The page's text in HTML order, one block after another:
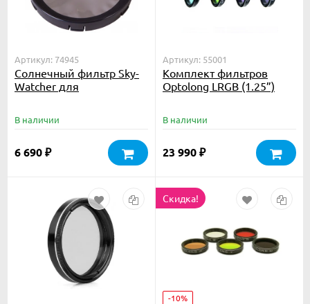
Артикул: 74945
Солнечный фильтр Sky-
Watcher для
В наличии
6 690 ₽
Артикул: 55001
Комплект фильтров
Optolong LRGB (1.25”)
В наличии
23 990 ₽
Скидка!
-10%